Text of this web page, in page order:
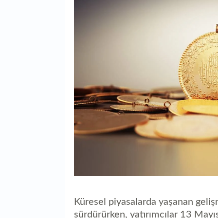
Küresel piyasalarda yaşanan
sürdürürken, yatırımcılar 13